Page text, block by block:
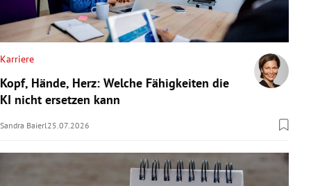
Karriere
Kopf, Hände, Herz: Welche Fähigkeiten die
KI nicht ersetzen kann
Sandra Baierl 25.07.2026